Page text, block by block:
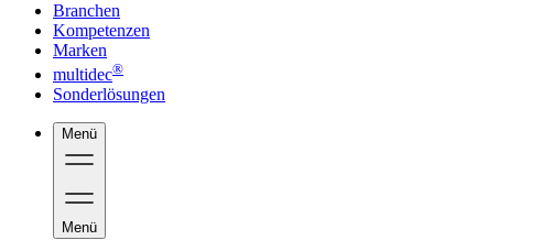
Branchen
Kompetenzen
Marken
multidec®
Sonderlösungen
Menü
Menü